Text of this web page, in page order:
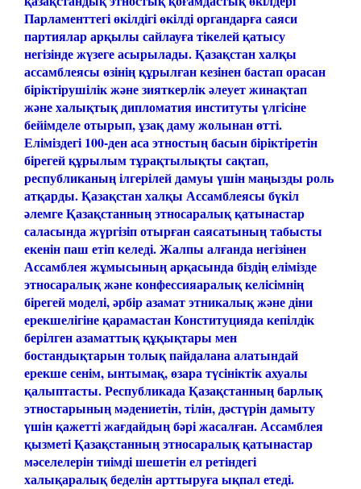
Парламенттегі өкілдігі өкілді органдарға саяси
партиялар арқылы сайлауға тікелей қатысу
негізінде жүзеге асырылады.Қазақстан халқы
ассамблеясы өзінің құрылған кезінен бастап орасан
біріктірушілік және зияткерлік әлеует жинақтап
және халықтық дипломатия институты үлгісіне
бейімделе отырып, ұзақ даму жолынан өтті.
Еліміздегі 100-ден аса этностың басын біріктіретін
бірегей құрылым тұрақтылықты сақтап,
республиканың ілгерілей дамуы үшін маңызды роль
атқарды. Қазақстан халқы Ассамблеясы бүкіл
әлемге Қазақстанның этносаралық қатынастар
саласында жүргізіп отырған саясатының табысты
екенін паш етіп келеді.Жалпы алғанда негізінен
Ассамблея жұмысының арқасында біздің елімізде
этносаралық және конфессияаралық келісімнің
бірегей моделі, әрбір азамат этникалық және діни
ерекшелігіне қарамастан Конституцияда кепілдік
берілген азаматтық құқықтары мен
бостандықтарын толық пайдалана алатындай
ерекше сенім, ынтымақ, өзара түсініктік ахуалы
қалыптасты.Республикада Қазақстанның барлық
этностарының мәдениетін, тілін, дәстүрін дамыту
үшін қажетті жағдайдың бәрі жасалған. Ассамблея
қызметі Қазақстанның этносаралық қатынастар
мәселелерін тиімді шешетін ел ретіндегі
халықаралық беделін арттыруға ықпал етеді.